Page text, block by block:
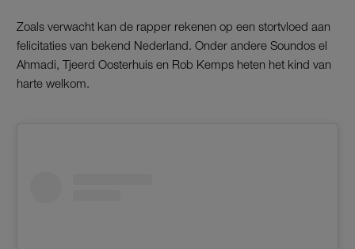
Zoals verwacht kan de rapper rekenen op een stortvloed aan
felicitaties van bekend Nederland. Onder andere Soundos el
Ahmadi, Tjeerd Oosterhuis en Rob Kemps heten het kind van
harte welkom.